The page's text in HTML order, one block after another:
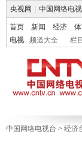
央视网 中国网络电
首页 新闻 经济
电视
频道大全 栏
中国网络电视台 > 经济